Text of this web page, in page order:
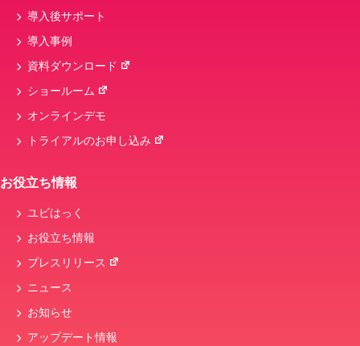
導入後サポート
導入事例
資料ダウンロード
ショールーム
オンラインデモ
トライアルのお申し込み
お役立ち情報
ユビはっく
お役立ち情報
プレスリリース
ニュース
お知らせ
アップデート情報